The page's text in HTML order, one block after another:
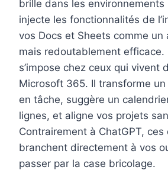
brille dans les environnements
injecte les fonctionnalités de
vos Docs et Sheets comme
mais redoutablement efficace.
s’impose chez ceux qui vivent
Microsoft 365. Il transforme
en tâche, suggère un
lignes, et aligne vos projets
Contrairement à ChatGPT,
branchent directement à vos
passer par la case bricolage.